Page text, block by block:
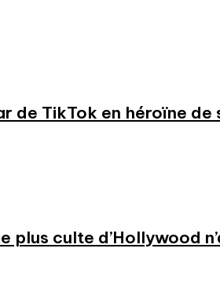
de TikTok en héroïne de
plus culte d’Hollywood